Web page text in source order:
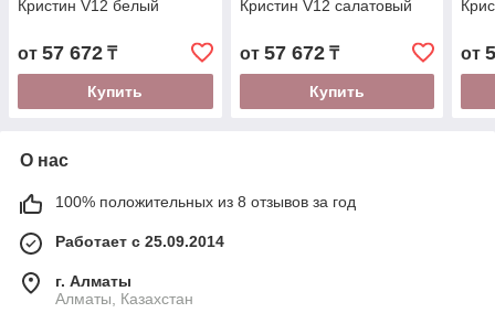
Кристин V12 белый
от 57 672 ₸
Купить
Кристин V12 салатовый
от 57 672₸
Купить
от
О нас
100% положительных из 8 отзывов за год
Работает с 25.09.2014
г. Алматы
Алматы, Казахстан